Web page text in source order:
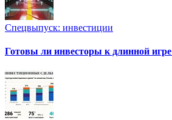
Спецвыпуск: инвестиции
Готовы ли инвесторы к длинной